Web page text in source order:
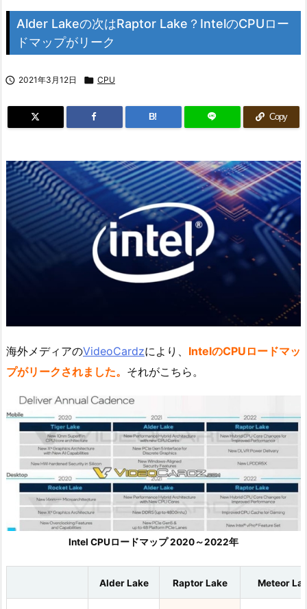
Alder Lakeの次はRaptor Lake？IntelのCPUロー
ドマップがリーク
 2021年3月12日  CPU
B! Copy
海外メディアのVideoCardzにより、 IntelのCPUロードマッ
プがリークされました。 それがこちら。
Intel CPUロードマップ 2020～2022年
Alder Lake Raptor Lake Meteor